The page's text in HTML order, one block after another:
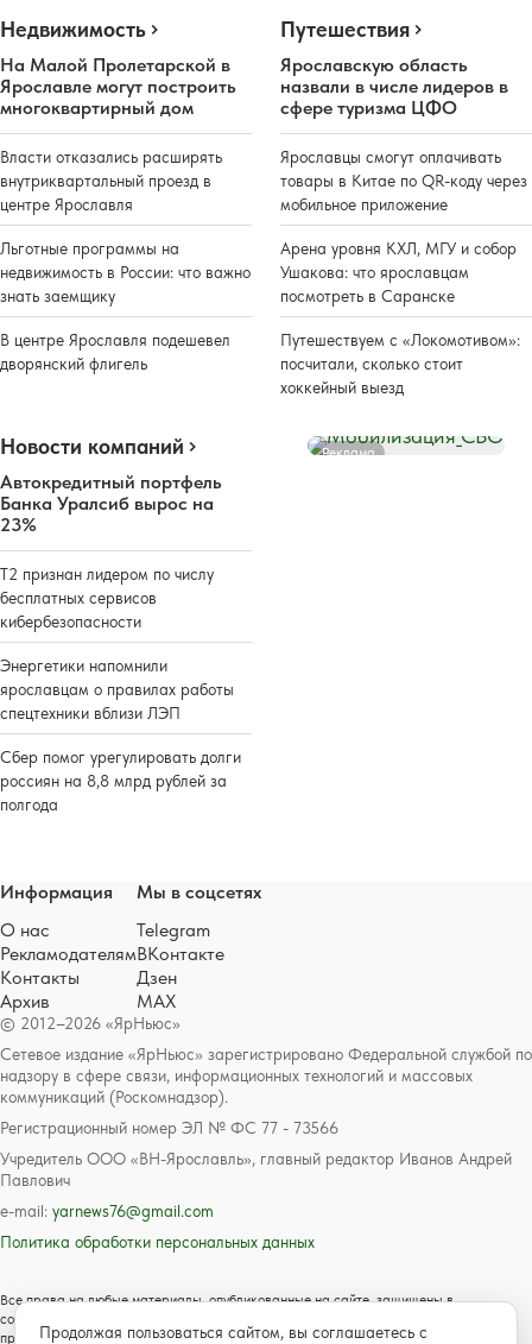
Недвижимость
На Малой Пролетарской в
Ярославле могут построить
многоквартирный дом
Власти отказались расширять
внутриквартальный проезд в
центре Ярославля
Льготные программы на
недвижимость в России: что важно
знать заемщику
В центре Ярославля подешевел
дворянский флигель
Путешествия
Ярославскую область
назвали в числе лидеров в
сфере туризма ЦФО
Ярославцы смогут оплачивать
товары в Китае по QR-коду через
мобильное приложение
Арена уровня КХЛ, МГУ и собор
Ушакова: что ярославцам
посмотреть в Саранске
Путешествуем с «Локомотивом»:
посчитали, сколько стоит
хоккейный выезд
Новости компаний
Автокредитный портфель
Банка Уралсиб вырос на
23%
Т2 признан лидером по числу
бесплатных сервисов
кибербезопасности
Энергетики напомнили
ярославцам о правилах работы
спецтехники вблизи ЛЭП
Сбер помог урегулировать долги
россиян на 8,8 млрд рублей за
полгода
Реклама
© 2012–2026 «ЯрНьюс»
Сетевое издание «ЯрНьюс» зарегистрировано Федеральной службой по
надзору в сфере связи, информационных технологий и массовых
коммуникаций (Роскомнадзор).
Регистрационный номер ЭЛ № ФС 77 - 73566
Учредитель ООО «ВН-Ярославль», главный редактор Иванов Андрей
Павлович
e-mail: yarnews76@gmail.com
Политика обработки персональных данных
Все права на любые материалы, опубликованные на сайте, защищены в
соответствии с российским и международным законодательством об авторском
праве и смежных правах. Любое использование текстовых, фото, аудио и
Информация
О нас
Рекламодателям
Контакты
Архив
Мы в соцсетях
Telegram
ВКонтакте
Дзен
MAX
Продолжая пользоваться сайтом, вы соглашаетесь с